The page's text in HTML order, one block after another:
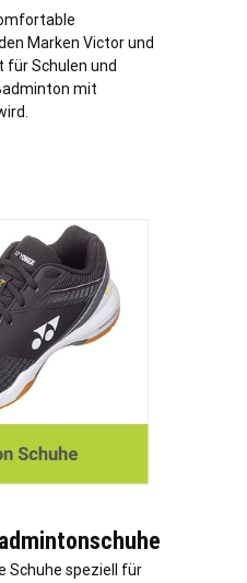
Marken Victor und
für Schulen und
mit
Schuhe speziell für